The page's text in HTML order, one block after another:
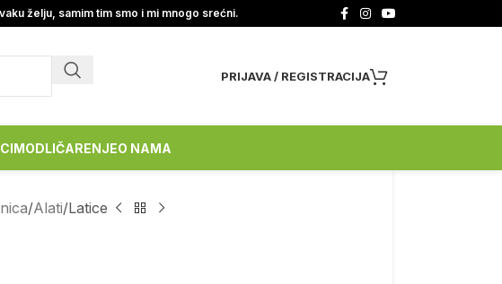
želju, samim tim smo i mi mnogo srećni.
PRIJAVA / REGISTRACIJA
MODLIČARENJEO NAMA
Alati Latice